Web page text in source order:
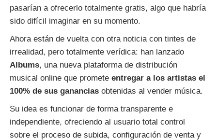
pasarían a ofrecerlo totalmente gratis, algo que habría
sido difícil imaginar en su momento.
Ahora están de vuelta con otra noticia con tintes de
irrealidad, pero totalmente verídica: han lanzado
Albums, una nueva plataforma de distribución
musical online que promete entregar a los artistas el
100% de sus ganancias obtenidas al vender música.
Su idea es funcionar de forma transparente e
independiente, ofreciendo al usuario total control
sobre el proceso de subida, configuración de venta y